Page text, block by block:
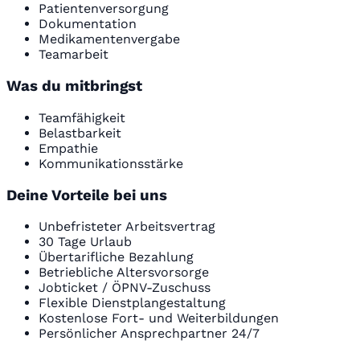
Patientenversorgung
Dokumentation
Medikamentenvergabe
Teamarbeit
Was du mitbringst
Teamfähigkeit
Belastbarkeit
Empathie
Kommunikationsstärke
Deine Vorteile bei uns
Unbefristeter Arbeitsvertrag
30 Tage Urlaub
Übertarifliche Bezahlung
Betriebliche Altersvorsorge
Jobticket / ÖPNV-Zuschuss
Flexible Dienstplangestaltung
Kostenlose Fort- und Weiterbildungen
Persönlicher Ansprechpartner 24/7